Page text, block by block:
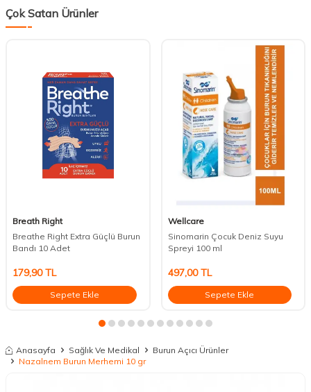
Çok Satan Ürünler
Breath Right
Breathe Right Extra Güçlü Burun
Bandı 10 Adet
179,90TL
Sepete Ekle
Wellcare
Sinomarin Çocuk Deniz Suyu
Spreyi 100 ml
497,00TL
Sepete Ekle
Anasayfa Sağlık Ve Medikal
Burun Açıcı Ürünler
Nazalnem Burun Merhemi 10 gr